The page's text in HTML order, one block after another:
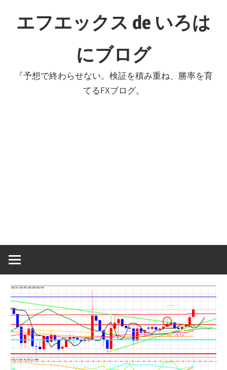
エフエックス de いろは
にブログ
『予想で終わらせない。検証を積み重ね、勝率を育
てるFXブログ。